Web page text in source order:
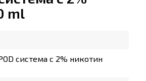
ml
система с 2% никотин